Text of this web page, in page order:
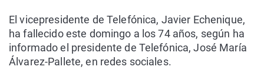
El vicepresidente de Telefónica, Javier Echenique,
ha fallecido este domingo a los 74 años, según ha
informado el presidente de Telefónica, José María
Álvarez-Pallete, en redes sociales.